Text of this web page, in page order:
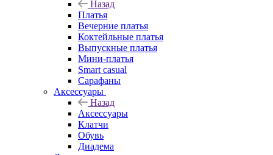
Назад
Платья
Вечерние платья
Коктейльные платья
Выпускные платья
Мини-платья
Smart casual
Сарафаны
Аксессуары
Назад
Аксессуары
Клатчи
Обувь
Диадема